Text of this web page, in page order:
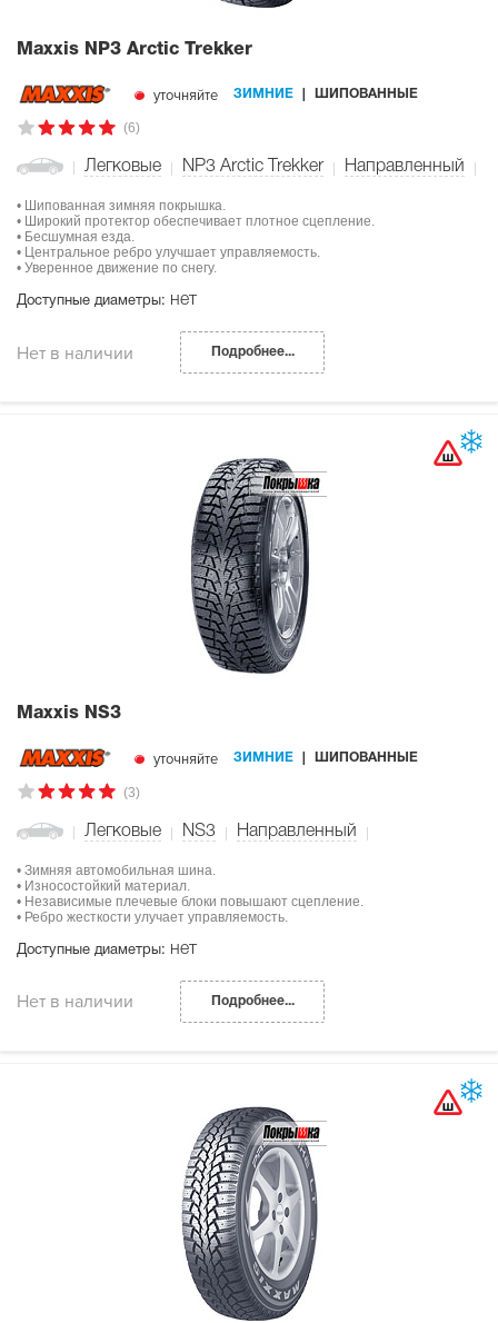
Maxxis NP3 Arctic Trekker
уточняйте ЗИМНИЕ ШИПОВАННЫЕ
(6)
Легковые NP3 Arctic Trekker Направленный
• Шипованная зимняя покрышка.
• Широкий протектор обеспечивает плотное сцепление.
• Бесшумная езда.
• Центральное ребро улучшает управляемость.
• Уверенное движение по снегу.
Доступные диаметры: нет
Нет в наличии Подробнее...
Maxxis NS3
уточняйте ЗИМНИЕ ШИПОВАННЫЕ
(3)
Легковые NS3 Направленный
• Зимняя автомобильная шина.
• Износостойкий материал.
• Независимые плечевые блоки повышают сцепление.
• Ребро жесткости улучает управляемость.
Доступные диаметры: нет
Нет в наличии Подробнее...